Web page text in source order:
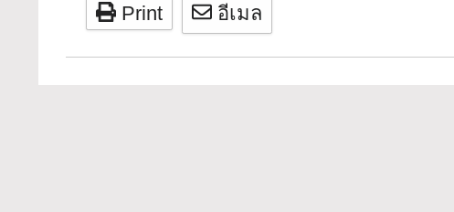
Print อีเมล